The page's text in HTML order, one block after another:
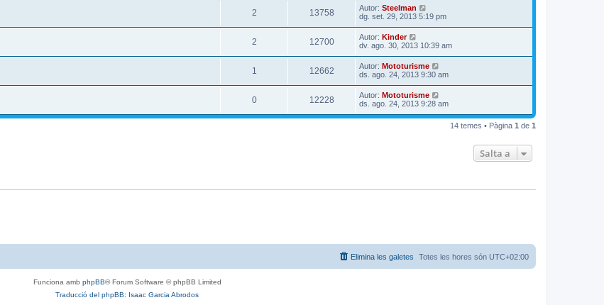
2 13758 Autor: Steelman
dg. set. 29, 2013 5:19 pm
2 12700 Autor: Kinder
dv. ago. 30, 2013 10:39 am
1 12662 Autor: Mototurisme
ds. ago. 24, 2013 9:30 am
0 12228 Autor: Mototurisme
ds. ago. 24, 2013 9:28 am
14 temes • Pàgina 1 de 1
Salta a
Totes les hores són UTC+02:00
Elimina les galetes
Funciona amb phpBB® Forum Software © phpBB Limited
Traducció del phpBB: Isaac Garcia Abrodos